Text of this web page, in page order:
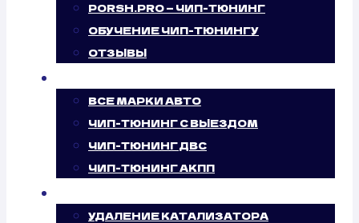
PORSH.PRO — ЧИП-ТЮНИНГ
ОБУЧЕНИЕ ЧИП-ТЮНИНГУ
ОТЗЫВЫ
ВСЕ МАРКИ АВТО
ЧИП-ТЮНИНГ С ВЫЕЗДОМ
ЧИП-ТЮНИНГ ДВС
ЧИП-ТЮНИНГ АКПП
УДАЛЕНИЕ КАТАЛИЗАТОРА
КАЛИБРОВКА
ФАЙЛОВ
ПРОШИВОК
SEAT EXEO 2.0
TSI (200 Л.С.)